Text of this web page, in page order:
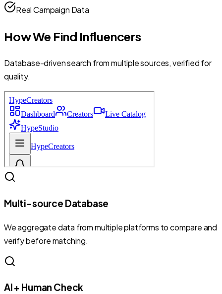
Real Campaign Data
How We Find Influencers
Database-driven search from multiple sources, verified for
quality.
Multi-source Database
We aggregate data from multiple platforms to compare and
verify before matching.
AI + Human Check